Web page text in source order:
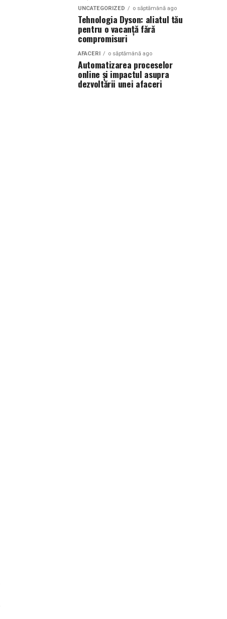
UNCATEGORIZED o săptămână ago
Tehnologia Dyson: aliatul tău
pentru o vacanță fără
compromisuri
AFACERI o săptămână ago
Automatizarea proceselor
online și impactul asupra
dezvoltării unei afaceri